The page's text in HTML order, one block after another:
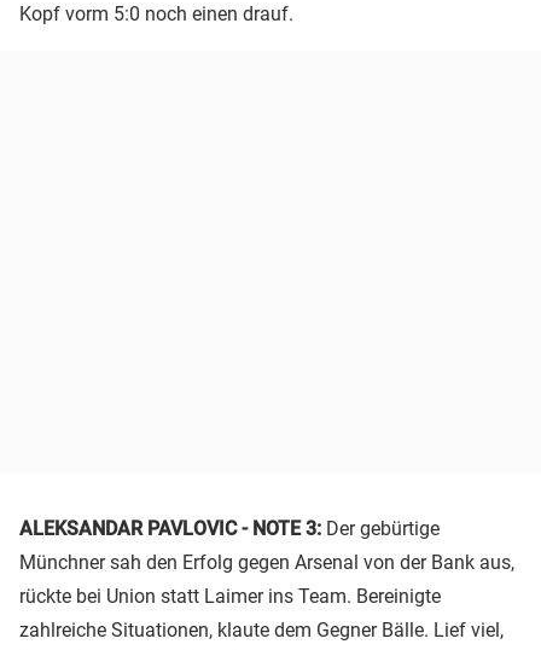
Kopf vorm 5:0 noch einen drauf.
ALEKSANDAR PAVLOVIC - NOTE 3: Der gebürtige
Münchner sah den Erfolg gegen Arsenal von der Bank aus,
rückte bei Union statt Laimer ins Team. Bereinigte
zahlreiche Situationen, klaute dem Gegner Bälle. Lief viel,